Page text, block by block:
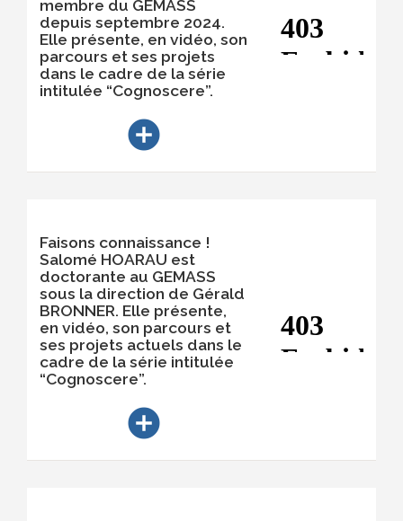
membre du GEMASS
depuis septembre 2024.
Elle présente, en vidéo, son
parcours et ses projets
dans le cadre de la série
intitulée “Cognoscere”.
add_circle
Faisons connaissance !
Salomé HOARAU est
doctorante au GEMASS
sous la direction de Gérald
BRONNER. Elle présente,
en vidéo, son parcours et
ses projets actuels dans le
cadre de la série intitulée
“Cognoscere”.
add_circle